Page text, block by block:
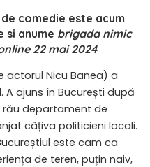
comedie este acum
si anume brigada nimic
22 mai 2024
actorul Nicu Banea) a
ajuns în București după
departament de
câțiva politicieni locali.
este cam ca
de teren, puțin naiv,